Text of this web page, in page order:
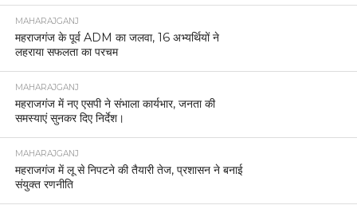
MAHARAJGANJ
महराजगंज के पूर्व ADM का जलवा, 16 अभ्यर्थियों ने
लहराया सफलता का परचम
MAHARAJGANJ
महराजगंज में नए एसपी ने संभाला कार्यभार, जनता की
समस्याएं सुनकर दिए निर्देश।
MAHARAJGANJ
महराजगंज में लू से निपटने की तैयारी तेज, प्रशासन ने बनाई
संयुक्त रणनीति